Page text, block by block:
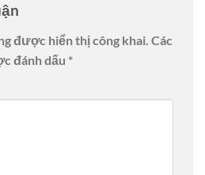
được hiển thị công khai. Các
đánh dấu *